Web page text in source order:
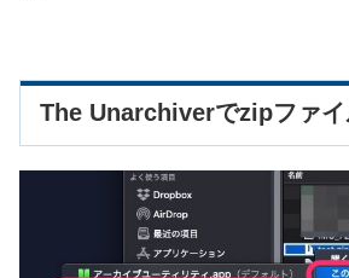
The Unarchiverでzipファイ